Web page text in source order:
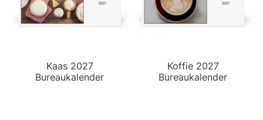
Kaas 2027
Bureaukalender
Koffie 2027
Bureaukalender